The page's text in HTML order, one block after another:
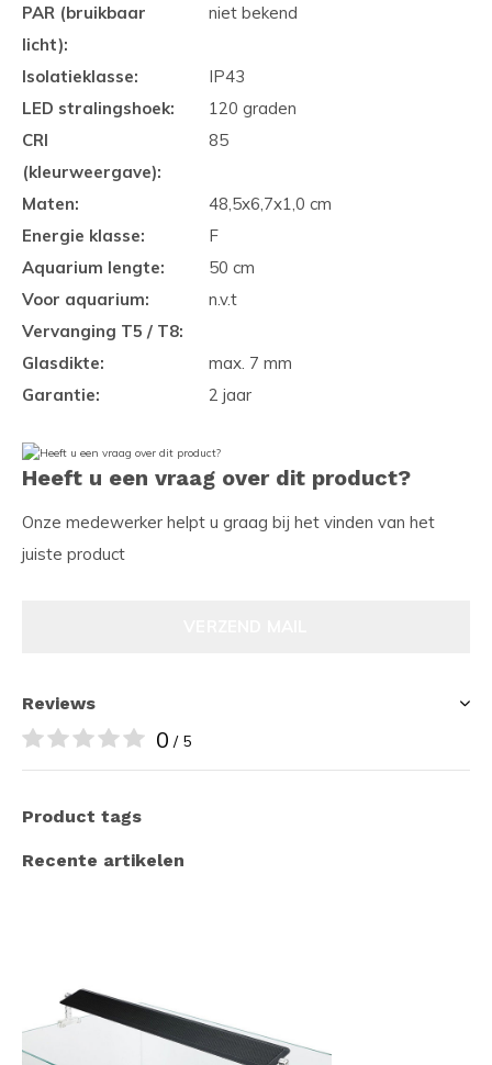
PAR (bruikbaar
licht):
niet bekend
Isolatieklasse:
IP43
LED stralingshoek:
120 graden
CRI
(kleurweergave):
85
Maten:
48,5x6,7x1,0 cm
Energie klasse:
F
Aquarium lengte:
50 cm
Voor aquarium:
n.v.t
Vervanging T5 / T8:
Glasdikte:
max. 7 mm
Garantie:
2 jaar
Heeft u een vraag over dit product?
Onze medewerker helpt u graag bij het vinden van het
juiste product
Reviews
0 / 5
Product tags
Recente artikelen